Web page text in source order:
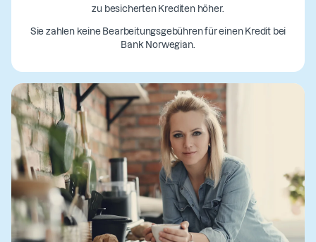
zu besicherten Krediten höher.
Sie zahlen keine Bearbeitungsgebühren für einen Kredit bei
Bank Norwegian.